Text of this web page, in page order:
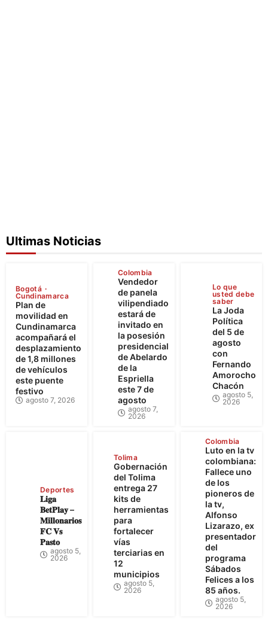
Ultimas Noticias
Bogotá
Cundinamarca
Plan de
movilidad en
Cundinamarca
acompañará el
desplazamiento
de 1,8 millones
de vehículos
este puente
festivo
agosto 7, 2026
Colombia
Vendedor
de panela
vilipendiado
estará de
invitado en
la posesión
presidencial
de Abelardo
de la
Espriella
este 7 de
agosto
agosto 7,
2026
Lo que
usted debe
saber
La Joda
Política
del 5 de
agosto
con
Fernando
Amorocho
Chacón
agosto 5,
2026
Deportes
𝐋𝐢𝐠𝐚
𝐁𝐞𝐭𝐏𝐥𝐚𝐲 –
𝐌𝐢𝐥𝐥𝐨𝐧𝐚𝐫𝐢𝐨𝐬
𝐅𝐂 𝐕𝐬
𝐏𝐚𝐬𝐭𝐨
agosto 5,
2026
Tolima
Gobernación
del Tolima
entrega 27
kits de
herramientas
para
fortalecer
vías
terciarias en
12
municipios
agosto 5,
2026
Colombia
Luto en la tv
colombiana:
Fallece uno
de los
pioneros de
la tv,
Alfonso
Lizarazo, ex
presentador
del
programa
Sábados
Felices a los
85 años.
agosto 5,
2026